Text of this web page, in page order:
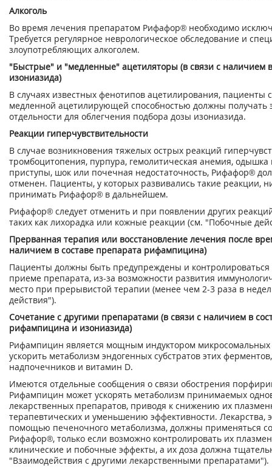
Алкоголь
Во время лечения препаратом Рифафор® необходимо
Требуется регулярное неврологическое обследование и
злоупотребляющих алкоголем.
"Быстрые" и "медленные" ацетиляторы (в связи с наличием
изониазида)
В случаях известных фенотипов ацетилирования, пациенты
медленной ацетилирующей способностью должны получать
отдельности для облегчения подбора дозы изониазида.
Реакции гиперчувствительности
В случае возникновения тяжелых острых реакций
тромбоцитопения, пурпура, гемолитическая анемия,
приступы, шок или почечная недостаточность, Рифафор®
отменен. Пациенты, у которых развивались такие реакции,
принимать Рифафор® в дальнейшем.
Рифафор® следует отменить и при появлении других
таких как лихорадка или кожные реакции (см. "Побочные
Прерванная терапия или восстановление лечения после
наличием в составе препарата рифампицина)
Пациенты должны быть предупреждены и
приеме препарата, из-за возможности развития
место при прерывистой терапии (менее чем 2-3 раза в
действия").
Сочетание с другими препаратами (в связи с наличием в
рифампицина и изониазида)
Рифампицин является мощным индуктором
ускорить метаболизм эндогенных субстратов этих
надпочечников и витамин D.
Имеются отдельные сообщения о связи обострения
Рифампицин может ускорять метаболизм принимаемых
лекарственных препаратов, приводя к снижению их
терапевтических и уменьшению эффективности.
помощью печеночного метаболизма, должны применяться
Рифафор®, только если возможно контролировать их
клинические и побочные эффекты, а их доза должна
"Взаимодействия с другими лекарственными препаратами").